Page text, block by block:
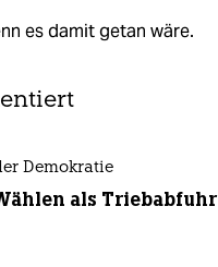
es damit getan wäre.
Demokratie
als Triebabfuhr